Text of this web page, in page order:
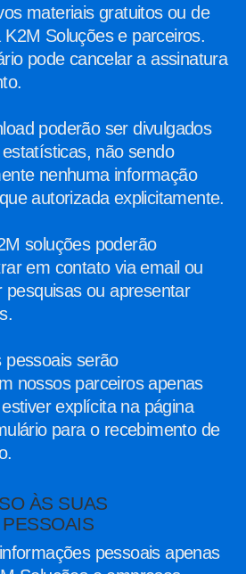
materiais gratuitos ou de
Soluções e parceiros.
pode cancelar a assinatura
poderão ser divulgados
não sendo
nenhuma informação
autorizada explicitamente.
soluções poderão
em contato via email ou
pesquisas ou apresentar
pessoais serão
nossos parceiros apenas
explícita na página
para o recebimento de
ÀS SUAS
pessoais apenas